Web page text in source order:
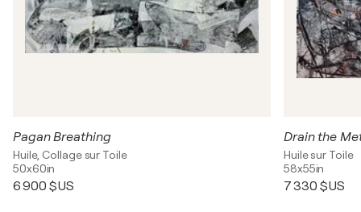
Pagan Breathing
Huile, Collage sur Toile
50x60in
6 900 $US
Drain the
Huile sur Toile
58x55in
7 330 $US